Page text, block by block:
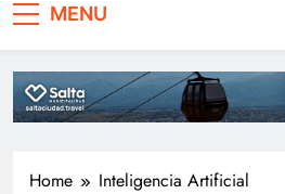
Salta,
mundo,
del día
MENU
Home Inteligencia Artificial